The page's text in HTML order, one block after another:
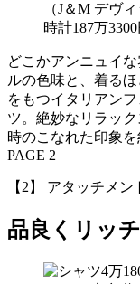
（J＆M デヴ
時計187万
どこかアンニュイ
ルの色味と、着る
をもつイタリアン
ツ。絶妙なリラッ
時のこなれた印象を
PAGE 2
【2】 アタッチメン
品良くリッ